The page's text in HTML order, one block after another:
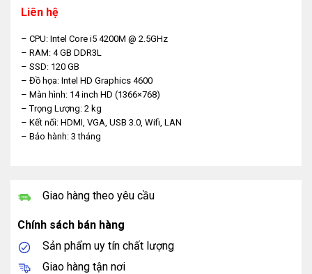
Liên hệ
– CPU: Intel Core i5 4200M @ 2.5GHz
– RAM: 4 GB DDR3L
– SSD: 120 GB
– Đồ họa: Intel HD Graphics 4600
– Màn hình: 14 inch HD (1366×768)
– Trọng Lượng: 2 kg
– Kết nối: HDMI, VGA, USB 3.0, Wifi, LAN
– Bảo hành: 3 tháng
Giao hàng theo yêu cầu
Chính sách bán hàng
Sản phẩm uy tín chất lượng
Giao hàng tận nơi